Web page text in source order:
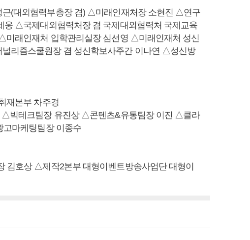
(대외협력부총장 겸) △미래인재처장 소현진 △연구
△국제대외협력처장 겸 국제대외협력처 국제교육
래인재처 입학관리실장 심선영 △미래인재처 성신
리즘스쿨원장 겸 성신학보사주간 이나연 △성신방
재본부 차주경
빅테크팀장 유진상 △콘텐츠&유통팀장 이진 △클라
마케팅팀장 이종수
김호상 △제작2본부 대형이벤트방송사업단 대형이